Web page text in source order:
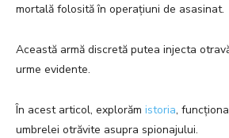
mortală folosită în operațiuni de asasinat.
Această armă discretă putea injecta
urme evidente.
În acest articol, explorăm istoria,
umbrelei otrăvite asupra spionajului.